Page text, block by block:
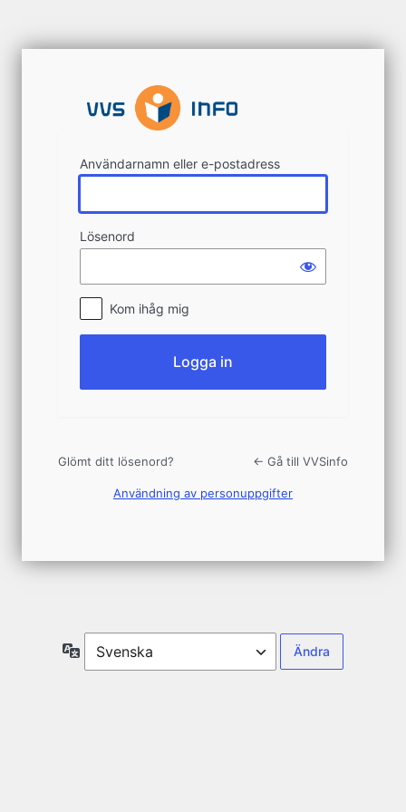
in
Användarnamn eller e-postadress
Lösenord
Kom ihåg mig
Glömt ditt lösenord? ← Gå till VVSinfo
Användning av personuppgifter
Språk